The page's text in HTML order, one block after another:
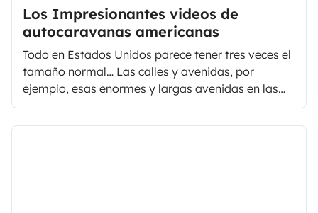
Los Impresionantes videos de
autocaravanas americanas
Todo en Estados Unidos parece tener tres veces el
tamaño normal… Las calles y avenidas, por
ejemplo, esas enormes y largas avenidas en las
que no ves el final. Los edificios también, una
altura sorprendente… ¡tras la visita te duele el